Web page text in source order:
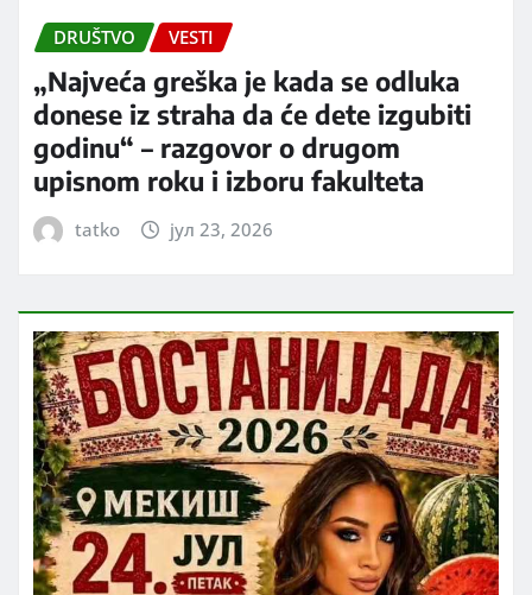
DRUŠTVO VESTI
„Najveća greška je kada se odluka
donese iz straha da će dete izgubiti
godinu“ – razgovor o drugom
upisnom roku i izboru fakulteta
tatko јул 23, 2026